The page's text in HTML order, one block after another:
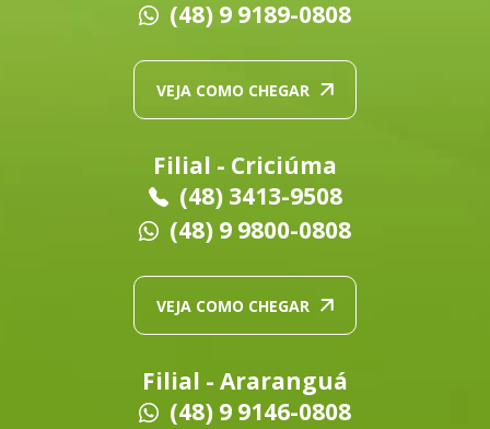
(48) 9 9189-0808
VEJA COMO CHEGAR
Filial - Criciúma
(48) 3413-9508
(48) 9 9800-0808
VEJA COMO CHEGAR
Filial - Araranguá
(48) 9 9146-0808